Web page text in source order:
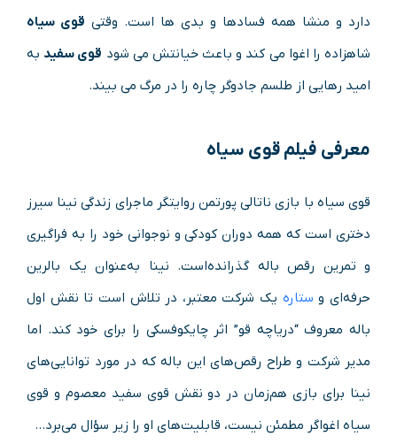
دارد و منشا همه فسادها و بدی ها است. وقتی قوی سیاه
شاهزاده را اغوا می کند و باعث خیانتش می شود قوی سفید به
امید رهایی از طلسم جادوگر چاره را در مرگ می بیند.
معرفی فیلم قوی سیاه
قوی سیاه با بازی ناتالی پورتمن روایتگر ماجرای زندگی نینا سیرز
دختری است که همه دوران کودکی و نوجوانی خود را به فراگیری
و تمرین رقص باله گذرانده‌است. نینا به‌عنوان یک بالرین
حرفه‌ای و ستاره یک شرکت معتبر، در تلاش است تا نقش اول
باله معروف “دریاچه قو” اثر چایکوفسکی را برای خود کند. اما
مدیر شرکت و طراح رقص‌های این باله که در مورد توانایی‌های
نینا برای بازی هم‌زمان در دو نقش قوی سفید معصوم و قوی
سیاه اغواگر مطمئن نیست، قابلیت‌های او را زیر سؤال می‌برد…